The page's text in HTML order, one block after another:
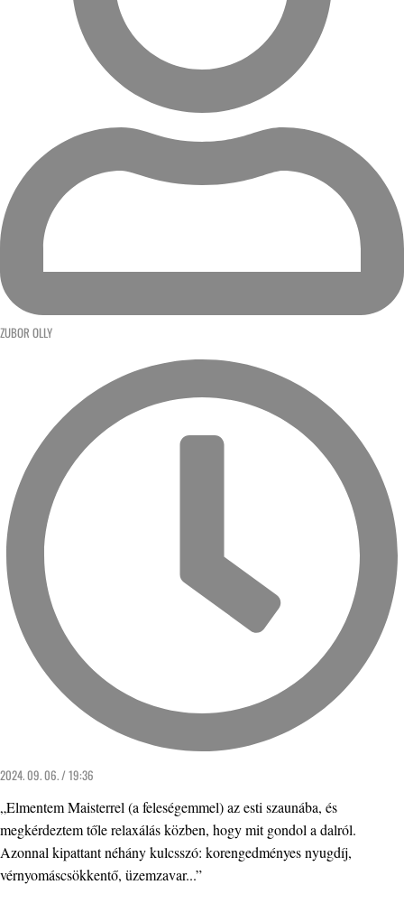
ZUBOR OLLY
2024. 09. 06. / 19:36
„Elmentem Maisterrel (a feleségemmel) az esti szaunába, és
megkérdeztem tőle relaxálás közben, hogy mit gondol a dalról.
Azonnal kipattant néhány kulcsszó: korengedményes nyugdíj,
vérnyomáscsökkentő, üzemzavar...”